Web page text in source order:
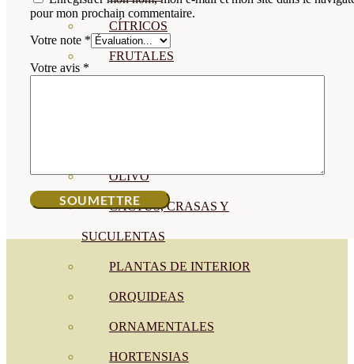
CÍTRICOS
FRUTALES
OLIVO
CACTUS, CRASAS Y
SUCULENTAS
PLANTAS DE INTERIOR
ORQUIDEAS
ORNAMENTALES
HORTENSIAS
pour mon prochain commentaire.
Votre note *
Votre avis *